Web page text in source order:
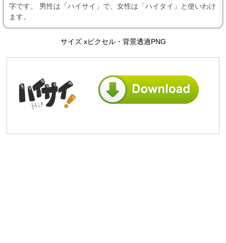
字です。 男性は「ハイサイ」で、女性は「ハイタイ」と使いわけ
ます。
サイズ xピクセル・背景透過PNG